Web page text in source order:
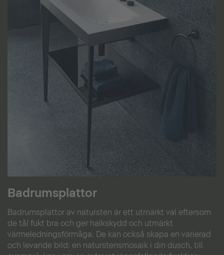
Badrumsplattor
Badrumsplattor av natursten är ett utmärkt val eftersom
de tål fukt bra och ger halkskydd och utmärkt
värmeledningsförmåga. De kan också skapa en varierad
och levande bild: en naturstensmosaik i din dusch, till